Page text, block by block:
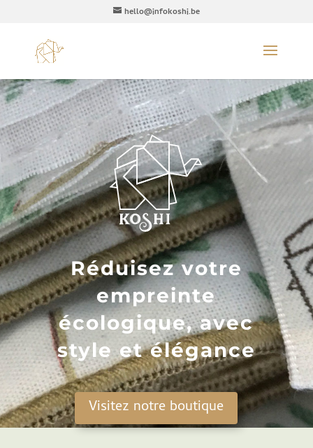
hello@infokoshi.be
Réduisez votre
empreinte
écologique, avec
style et élégance
Visitez notre boutique